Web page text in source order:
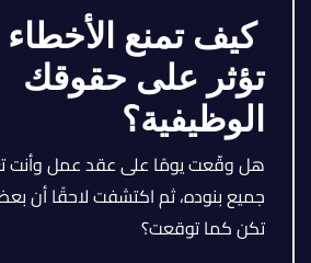
كيف تمنع الأخطاء
تؤثر على حقوقك
الوظيفية؟
هل وقّعت يومًا على عقد عمل وأنت
جميع بنوده، ثم اكتشفت لاحقًا أن
تكن كما توقعت؟